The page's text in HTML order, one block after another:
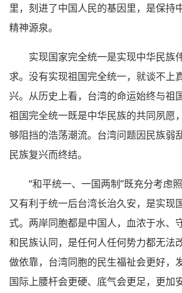
里，刻进了中国人民的基因里，是保持
精神源泉。
实现国家完全统一是实现中华民族
求。没有实现祖国完全统一，就谈不上
兴。从历史上看，台湾的命运始终与祖
祖国完全统一既是中华民族的共同夙愿
够阻挡的浩荡潮流。台湾问题因民族弱
民族复兴而终结。
“和平统一、一国两制”既充分考虑
又有利于统一后台湾长治久安，是实现
式。两岸同胞都是中国人，血浓于水、
和民族认同，是任何人任何势力都无法
做依靠，台湾同胞的民生福祉会更好，
国际上腰杆会更硬、底气会更足，更加